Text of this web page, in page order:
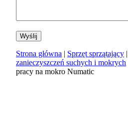
Strona główna | Sprzęt sprzątający |
zanieczyszczeń suchych i mokrych
pracy na mokro Numatic